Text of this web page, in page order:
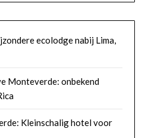
ecolodge nabij Lima,
Monteverde: onbekend
Kleinschalig hotel voor